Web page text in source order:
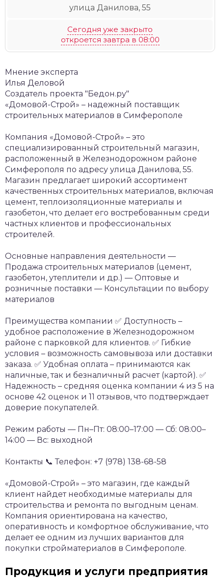
улица Данилова, 55
Сегодня уже закрыто
откроется завтра в 08:00
Мнение эксперта
Илья Деловой
Создатель проекта "Бедон.ру"
«Домовой-Строй» – надежный поставщик
строительных материалов в Симферополе
Компания «Домовой-Строй» – это
специализированный строительный магазин,
расположенный в Железнодорожном районе
Симферополя по адресу улица Данилова, 55.
Магазин предлагает широкий ассортимент
качественных строительных материалов, включая
цемент, теплоизоляционные материалы и
газобетон, что делает его востребованным среди
частных клиентов и профессиональных
строителей.
Основные направления деятельности —
Продажа строительных материалов (цемент,
газобетон, утеплители и др.) — Оптовые и
розничные поставки — Консультации по выбору
материалов
Преимущества компании ✅ Доступность –
удобное расположение в Железнодорожном
районе с парковкой для клиентов. ✅ Гибкие
условия – возможность самовывоза или доставки
заказа. ✅ Удобная оплата – принимаются как
наличные, так и безналичный расчет (картой). ✅
Надежность – средняя оценка компании 4 из 5 на
основе 42 оценок и 11 отзывов, что подтверждает
доверие покупателей.
Режим работы — Пн–Пт: 08:00–17:00 — Сб: 08:00–
14:00 — Вс: выходной
Контакты 📞 Телефон: +7 (978) 138-68-58
«Домовой-Строй» – это магазин, где каждый
клиент найдет необходимые материалы для
строительства и ремонта по выгодным ценам.
Компания ориентирована на качество,
оперативность и комфортное обслуживание, что
делает ее одним из лучших вариантов для
покупки стройматериалов в Симферополе.
Продукция и услуги предприятия